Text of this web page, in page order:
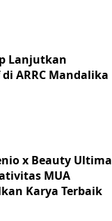
Lanjutkan
ARRC Mandalika
x Beauty Ultima
MUA
Karya Terbaik